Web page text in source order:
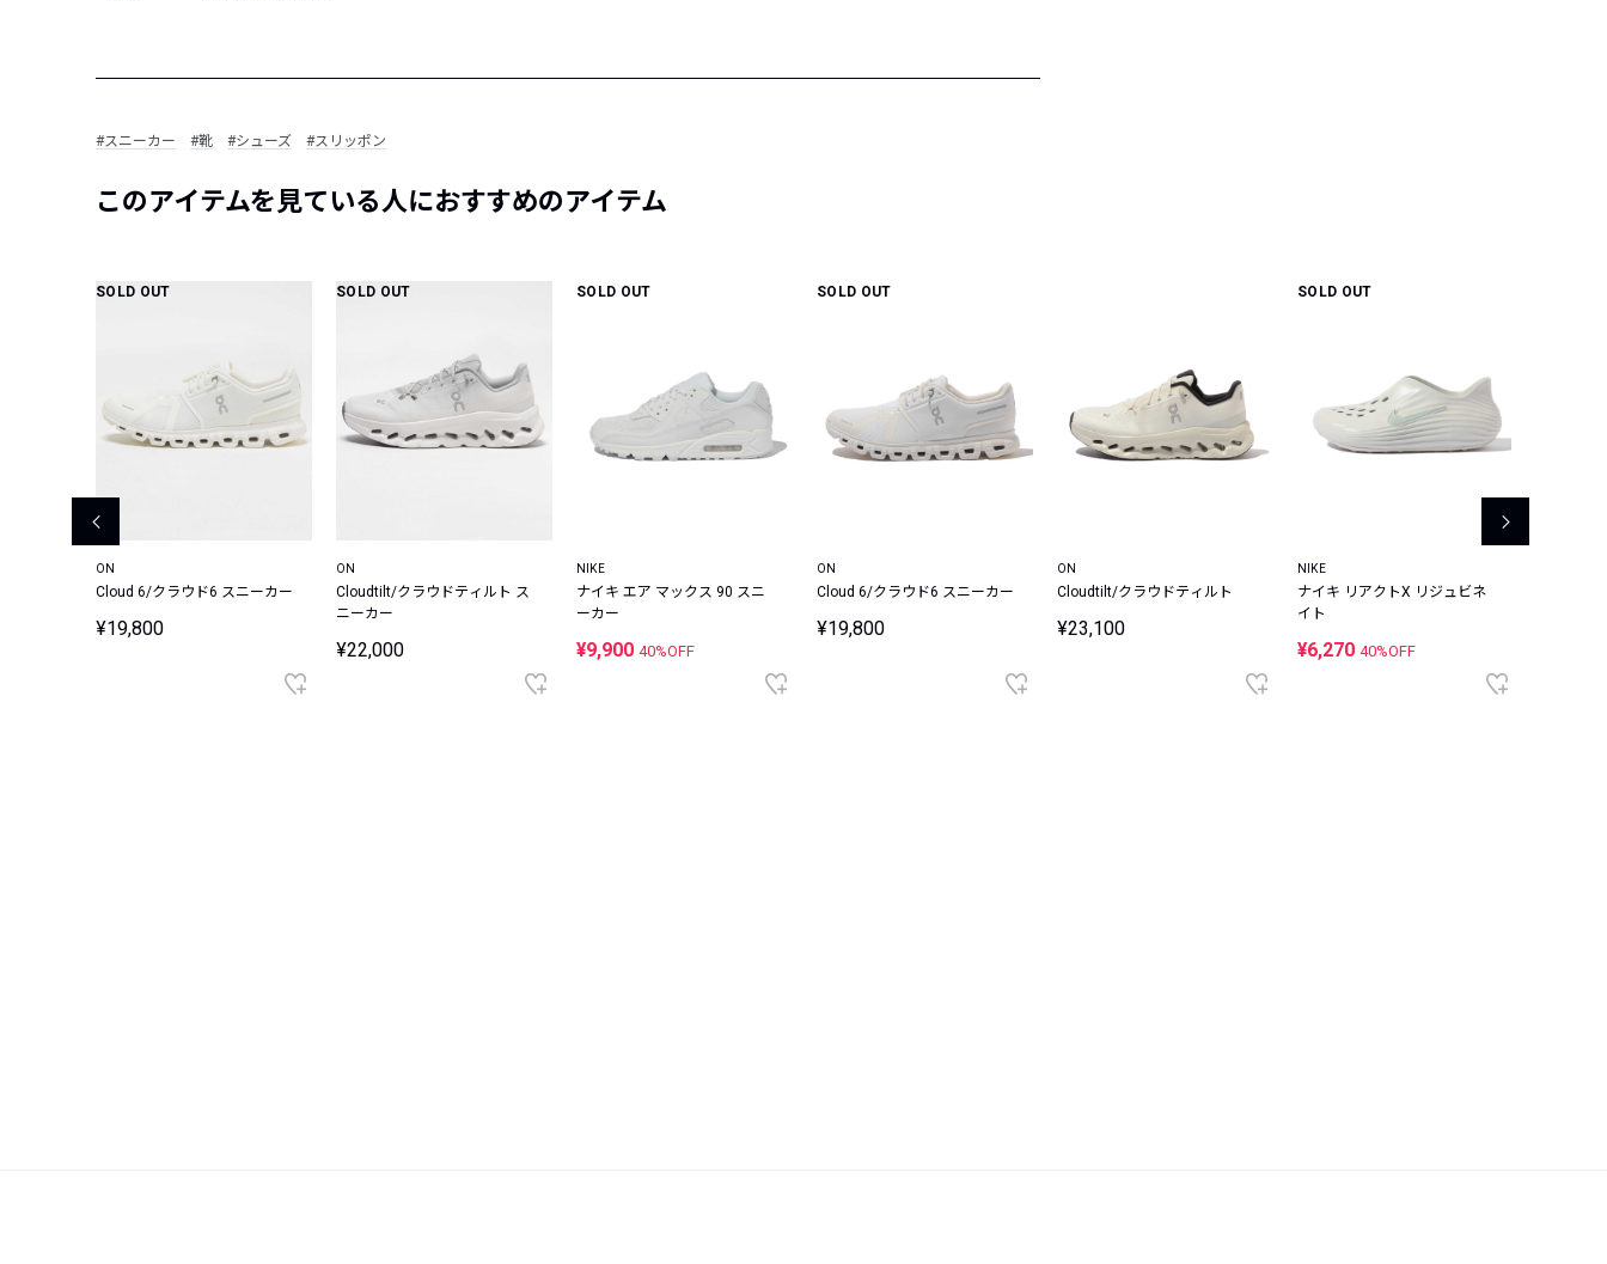
#スニーカー #靴 #シューズ #スリッポン
このアイテムを見ている人におすすめのアイテム
SOLD OUT
ON
Cloud 6/クラウド6 スニーカー
¥19,800
SOLD OUT
ON
Cloudtilt/クラウドティルト ス
ニーカー
¥22,000
SOLD OUT
NIKE
ナイキ エア マックス 90 スニ
ーカー
¥9,900 40%OFF
SOLD OUT
ON
Cloud 6/クラウド6 スニーカー
¥19,800
ON
Cloudtilt/クラウドティルト
¥23,100
SOLD OUT
NIKE
ナイキ リアクトX リジュビネ
イト
¥6,270 40%OFF